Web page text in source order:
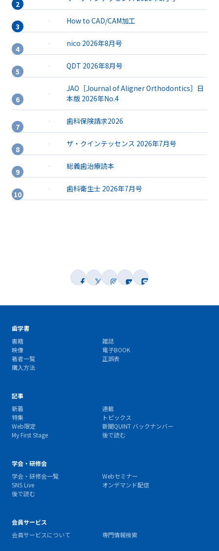
How to CAD/CAM加工
nico 2026年8月号
QDT 2026年8月号
JAO［Journal of Aligner Orthodontics］日
本版 2026年No.4
歯科保険請求2026
ザ・クインテッセンス 2026年7月号
総義歯治療読本
歯科衛生士 2026年7月号
歯学書
書籍
雑誌
映像
電子BOOK
著者一覧
正誤表
購入方法
記事
新着
連載
特集
トピックス
Web限定
新聞QUINT バックナンバー
My First Stage
後で読む
学会・研修会
学会・研修会一覧
Webセミナー
SNS Live
オンデマンド配信
後で読む
会員サービス
会員サービスについて
専門情報検索